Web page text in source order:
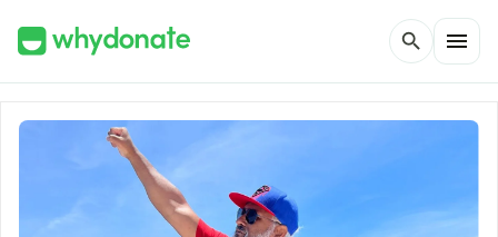
search menu